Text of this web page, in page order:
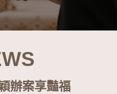
辦案享豔福